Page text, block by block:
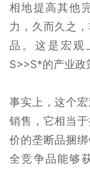
相地提高其他
力，久而久之
品。这是宏观
S>>S*的产业政
事实上，这个
销售，它相当
价的垄断品捆
全竞争品能够